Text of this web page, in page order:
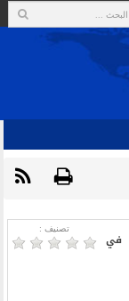
تصنیف :
في